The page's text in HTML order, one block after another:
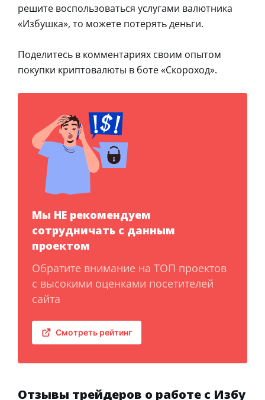
решите воспользоваться услугами валютника
«Избушка», то можете потерять деньги.
Поделитесь в комментариях своим опытом
покупки криптовалюты в боте «Скороход».
Мы НЕ рекомендуем
сотрудничать с данным
проектом
Обратите внимание на ТОП проектов
с высокими оценками посетителей
сайта
Смотреть рейтинг
Отзывы трейдеров о работе с Избу